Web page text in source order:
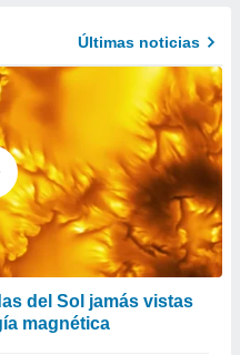
Últimas noticias
del Sol jamás vistas
magnética